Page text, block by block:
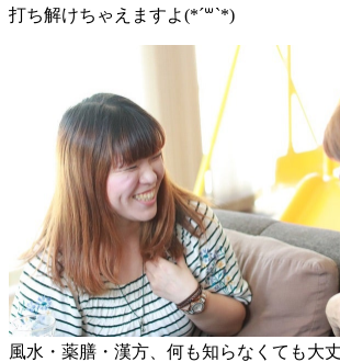
打ち解けちゃえますよ(*´꒳`*)
風水・薬膳・漢方、何も知らなくても大